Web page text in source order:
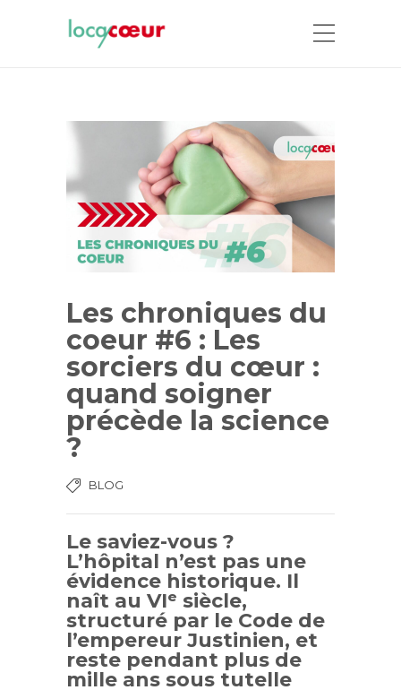
Les chroniques du
coeur #6 : Les
sorciers du cœur :
quand soigner
précède la science
?
BLOG
Le saviez-vous ?
L’hôpital n’est pas une
évidence historique. Il
naît au VIᵉ siècle,
structuré par le Code de
l’empereur Justinien, et
reste pendant plus de
mille ans sous tutelle